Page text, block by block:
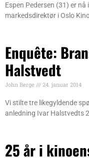
Espen Pedersen (31) er
markedsdirektør i Oslo
Enquête:
Halstvedt
John Berge 24. januar 2014
Vi stilte tre likegyldende
anledning Ivar Halstvedts
25 år i